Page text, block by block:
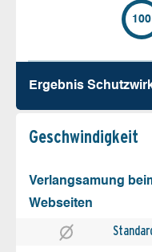
100
Ergebnis
Geschw­indigkeit
Verlangsamung
Webseiten